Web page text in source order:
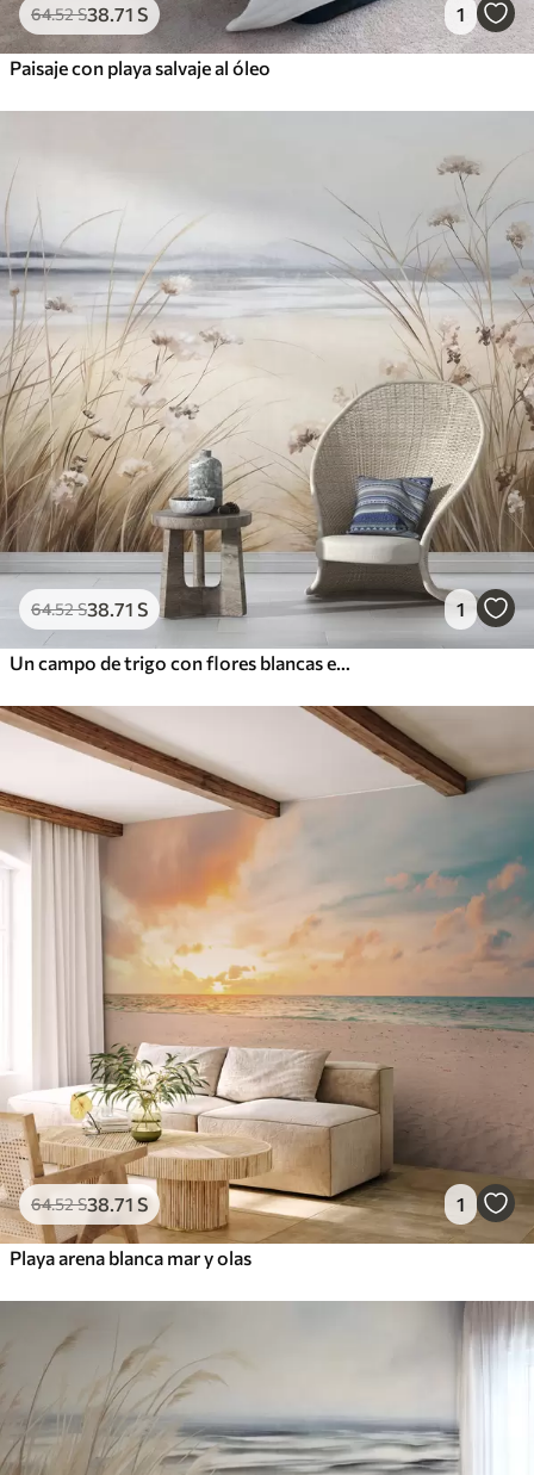
64.52S38 .71 S 1
Paisaje con playa salvaje al óleo
64.52S38 .71 S 1
64.52S38 .71 S 1
Playa arena blanca mar y olas